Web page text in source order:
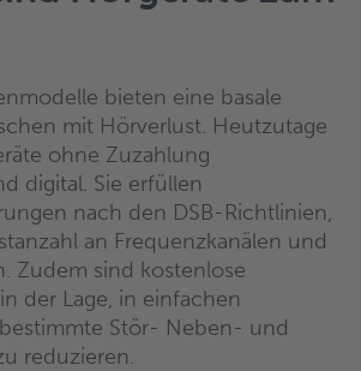
bieten eine basale
mit Hörverlust. Heutzutage
ohne Zuzahlung
digital. Sie erfüllen
nach den DSB-Richtlinien,
an Frequenzkanälen und
Zudem sind kostenlose
der Lage, in einfachen
Stör- Neben- und
reduzieren.